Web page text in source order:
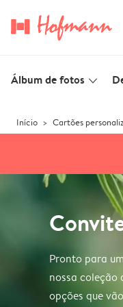
Álbum de fotos slim_arrow_down
Início Cartões
Pronto para
nossa coleção
opções que